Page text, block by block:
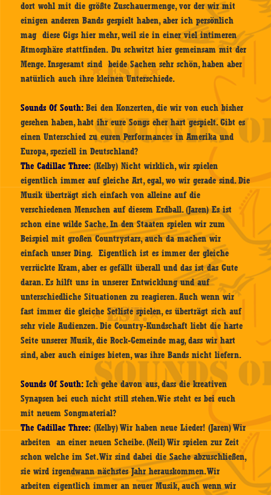
dort wohl mit die größte Zuschauermenge, vor der wir mit
einigen anderen Bands gespielt haben, aber ich persönlich
mag diese Gigs hier mehr, weil sie in einer viel intimeren
Atmosphäre stattfinden. Du schwitzt hier gemeinsam mit der
Menge. Insgesamt sind beide Sachen sehr schön, haben aber
natürlich auch ihre kleinen Unterschiede.
Sounds Of South:Bei den Konzerten, die wir von euch bisher
gesehen haben, habt ihr eure Songs eher hart gespielt. Gibt es
einen Unterschied zu euren Performances in Amerika und
Europa, speziell in Deutschland?
The Cadillac Three:(Kelby) Nicht wirklich, wir spielen
eigentlich immer auf gleiche Art, egal, wo wir gerade sind. Die
Musik überträgt sich einfach von alleine auf die
verschiedenen Menschen auf diesem Erdball. (Jaren) Es ist
schon eine wilde Sache. In den Staaten spielen wir zum
Beispiel mit großen Countrystars, auch da machen wir
einfach unser Ding. Eigentlich ist es immer der gleiche
verrückte Kram, aber es gefällt überall und das ist das Gute
daran. Es hilft uns in unserer Entwicklung und auf
unterschiedliche Situationen zu reagieren. Auch wenn wir
fast immer die gleiche Setliste spielen, es überträgt sich auf
sehr viele Audienzen. Die Country-Kundschaft liebt die harte
Seite unserer Musik, die Rock-Gemeinde mag, dass wir hart
sind, aber auch einiges bieten, was ihre Bands nicht liefern.
Sounds Of South:Ich gehe davon aus, dass die kreativen
Synapsen bei euch nicht still stehen. Wie steht es bei euch
mit neuem Songmaterial?
The Cadillac Three:(Kelby) Wir haben neue Lieder! (Jaren) Wir
arbeiten an einer neuen Scheibe. (Neil) Wir spielen zur Zeit
schon welche im Set. Wir sind dabei die Sache abzuschließen,
sie wird irgendwann nächstes Jahr herauskommen. Wir
arbeiten eigentlich immer an neuer Musik, auch wenn wir